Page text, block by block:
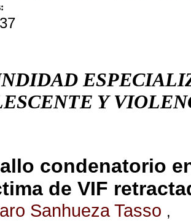
Y
condenatorio
de VIF
Sanhueza Tasso ,